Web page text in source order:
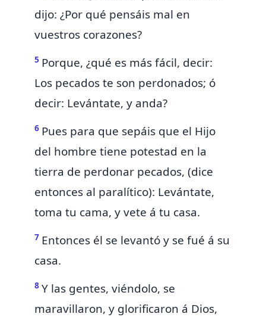
dijo: ¿Por qué pensáis mal en
vuestros corazones?
5 Porque, ¿qué es más fácil, decir:
Los pecados te son perdonados; ó
decir: Levántate, y anda?
6 Pues para que sepáis que el Hijo
del hombre tiene potestad en la
tierra de perdonar pecados, (dice
entonces al paralítico): Levántate,
toma tu cama, y vete á tu casa.
7 Entonces él se levantó y se fué á su
casa.
8 Y las gentes, viéndolo, se
maravillaron, y glorificaron á Dios,